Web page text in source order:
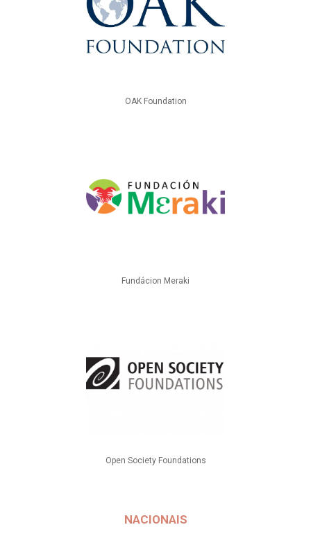
OAK Foundation
Fundácion Meraki
Open Society Foundations
NACIONAIS